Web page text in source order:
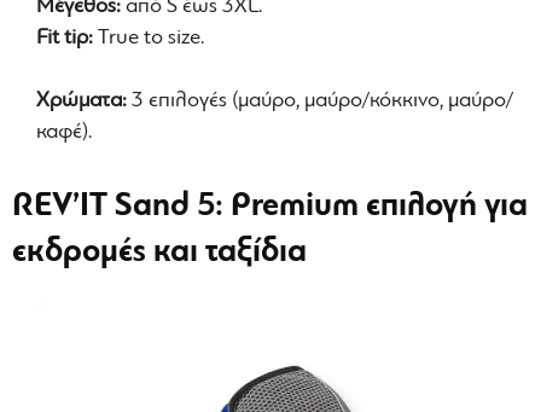
Μέγεθος: από S έως 3XL.
Fit tip: True to size.
Χρώματα: 3 επιλογές (μαύρο, μαύρο/κόκκινο, μαύρο/
καφέ).
REV’IT Sand 5: Premium επιλογή για
εκδρομές και ταξίδια